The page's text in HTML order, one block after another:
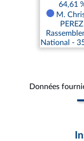
64,61
M.
National -
Données